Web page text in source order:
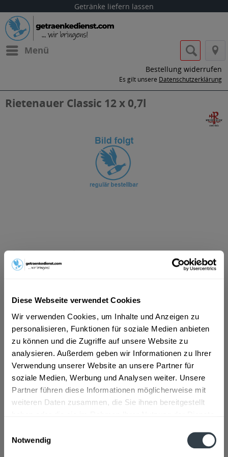
Diese Webseite verwendet Cookies
Wir verwenden Cookies, um Inhalte und Anzeigen zu
personalisieren, Funktionen für soziale Medien anbieten
zu können und die Zugriffe auf unsere Website zu
analysieren. Außerdem geben wir Informationen zu Ihrer
Verwendung unserer Website an unsere Partner für
soziale Medien, Werbung und Analysen weiter. Unsere
Partner führen diese Informationen möglicherweise mit
weiteren Daten zusammen, die Sie ihnen bereitgestellt
Notwendig
Getränke liefern lassen
Menü
Bestellung widerrufen
Es gilt unsere Datenschutzerklärung
Rietenauer Classic 12 x 0,7l
ab 6,19 € *
Inhalt:8.4 Liter (0,74 € * / 1 Liter)
MEHRWEG
+3,30 € Pfand
In denWarenkorb
Artikel-Nr.:
32209
Verfügbar in:
Frankfurt am Main,Hanau,Oberursel, Dreieich,Maintal ,Neu-
Isenburg,Bad Vilbel,Eschborn Bruchköbel,Erlensee,
Beschreibung